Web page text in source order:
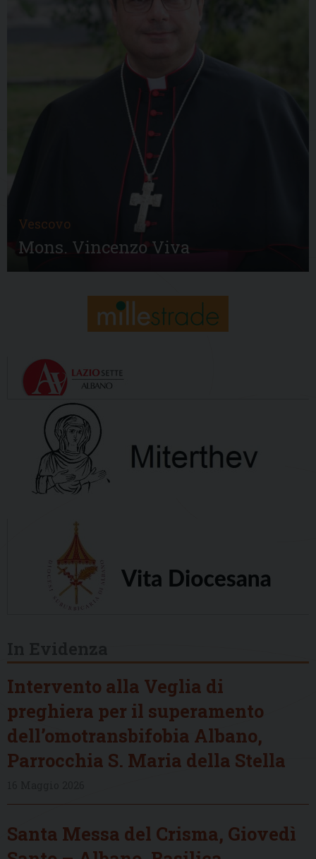
Vescovo
Mons. Vincenzo Viva
Intervento alla Veglia di
preghiera per il superamento
dell’omotransbifobia Albano,
Parrocchia S. Maria della Stella
Santa Messa del Crisma, Giovedì